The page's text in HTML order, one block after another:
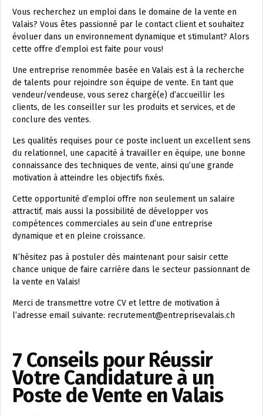
Vous recherchez un emploi dans le domaine de la vente en
Valais? Vous êtes passionné par le contact client et souhaitez
évoluer dans un environnement dynamique et stimulant? Alors
cette offre d’emploi est faite pour vous!
Une entreprise renommée basée en Valais est à la recherche
de talents pour rejoindre son équipe de vente. En tant que
vendeur/vendeuse, vous serez chargé(e) d’accueillir les
clients, de les conseiller sur les produits et services, et de
conclure des ventes.
Les qualités requises pour ce poste incluent un excellent sens
du relationnel, une capacité à travailler en équipe, une bonne
connaissance des techniques de vente, ainsi qu’une grande
motivation à atteindre les objectifs fixés.
Cette opportunité d’emploi offre non seulement un salaire
attractif, mais aussi la possibilité de développer vos
compétences commerciales au sein d’une entreprise
dynamique et en pleine croissance.
N’hésitez pas à postuler dès maintenant pour saisir cette
chance unique de faire carrière dans le secteur passionnant de
la vente en Valais!
Merci de transmettre votre CV et lettre de motivation à
l’adresse email suivante: recrutement@entreprisevalais.ch
7 Conseils pour Réussir
Votre Candidature à un
Poste de Vente en Valais